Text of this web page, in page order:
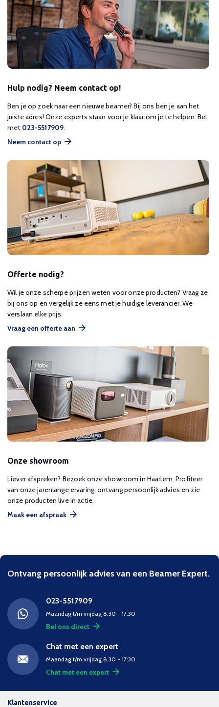
Hulp nodig? Neem contact op!
Ben je op zoek naar een nieuwe beamer? Bij ons ben je aan het
juiste adres! Onze experts staan voor je klaar om je te helpen. Bel
met 023-5517909.
Neem contact op
Offerte nodig?
Wil je onze scherpe prijzen weten voor onze producten? Vraag ze
bij ons op en vergelijk ze eens met je huidige leverancier. We
verslaan elke prijs.
Vraag een offerte aan
Onze showroom
Liever afspreken? Bezoek onze showroom in Haarlem. Profiteer
van onze jarenlange ervaring, ontvang persoonlijk advies en zie
onze producten live in actie.
Maak een afspraak
Ontvang persoonlijk advies van een Beamer Expert.
023-5517909
Maandag t/m vrijdag 8.30 - 17:30
Bel ons direct
Chat met een expert
Maandag t/m vrijdag 8.30 - 17:30
Chat met een expert
Klantenservice